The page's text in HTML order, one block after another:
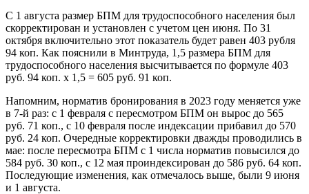
С 1 августа размер БПМ для трудоспособного населения был
скорректирован и установлен с учетом цен июня. По 31
октября включительно этот показатель будет равен 403 рубля
94 коп. Как пояснили в Минтруда, 1,5 размера БПМ для
трудоспособного населения высчитывается по формуле 403
руб. 94 коп. х 1,5 = 605 руб. 91 коп.
Напомним, норматив бронирования в 2023 году меняется уже
в 7-й раз: с 1 февраля с пересмотром БПМ он вырос до 565
руб. 71 коп., с 10 февраля после индексации прибавил до 570
руб. 24 коп. Очередные корректировки дважды проводились в
мае: после пересмотра БПМ с 1 числа норматив повысился до
584 руб. 30 коп., с 12 мая проиндексирован до 586 руб. 64 коп.
Последующие изменения, как отмечалось выше, были 9 июня
и 1 августа.